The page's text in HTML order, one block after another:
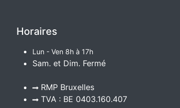
Horaires
Lun - Ven 8h à 17h
Sam. et Dim. Fermé
RMP Bruxelles
TVA : BE 0403.160.407